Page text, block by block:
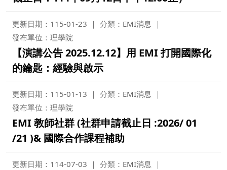
更新日期：115-01-23
分類：EMI消息
發布單位：理學院
【演講公告 2025.12.12】用 EMI 打開國際化
的鑰匙：經驗與啟示
更新日期：115-01-13
分類：EMI消息
發布單位：理學院
EMI 教師社群 (社群申請截止日 :2026/ 01
/21 )& 國際合作課程補助
更新日期：114-07-03
分類：EMI消息